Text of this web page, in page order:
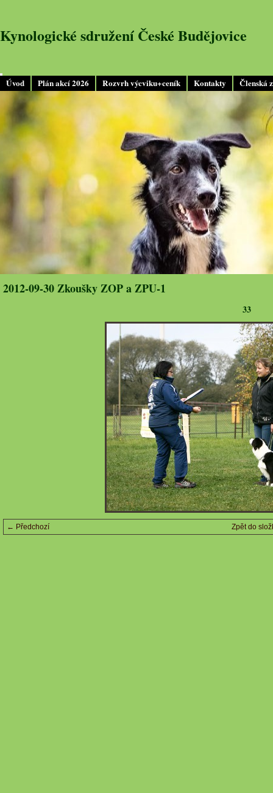
Úvod Plán akcí 2026 Rozvrh výcviku+ceník Kontakty Členská
Kynologické sdružení České Budějovice
2012-09-30 Zkoušky ZOP a ZPU-1
33
← Předchozí Zpět do